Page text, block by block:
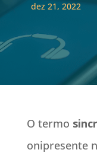
dez 21, 2022
O termo
onipresente